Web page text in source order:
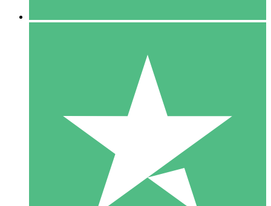
10 Downloads
20 00